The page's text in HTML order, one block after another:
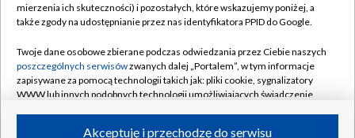
Naziemna Telewizja Cyfrowa
Rada Programowa
System NOS
Informacje o nadawcy
Pomoc
Kontakt
Kanały
mierzenia ich skuteczności) i pozostałych, które wskazujemy poniżej, a
także zgody na udostępnianie przez nas identyfikatora PPID do Google.
Twoje dane osobowe zbierane podczas odwiedzania przez Ciebie naszych
poszczególnych serwisówzwanych dalej „Portalem”, w tym informacje
zapisywane za pomocą technologii takich jak: pliki cookie, sygnalizatory
WWW lub innych podobnych technologii umożliwiających świadczenie
Akceptuję i przechodzę do serwisu